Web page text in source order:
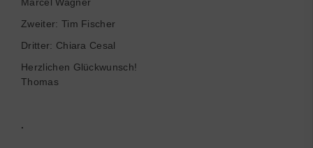
Zweiter: Tim Fischer
Dritter: Chiara Cesal
Herzlichen Glückwunsch!
Thomas
.